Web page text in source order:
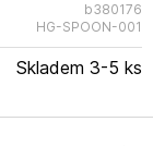
b380176
HG-SPOON-001
Skladem 3-5 ks